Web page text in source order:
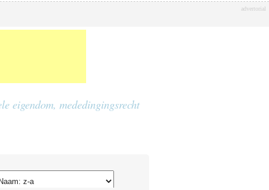
advertorial
eigendom, mededingingsrecht